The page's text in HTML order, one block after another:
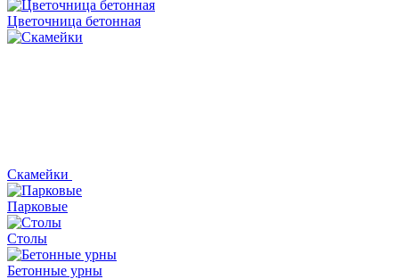
Цветочница бетонная
Скамейки
Парковые
Столы
Бетонные урны